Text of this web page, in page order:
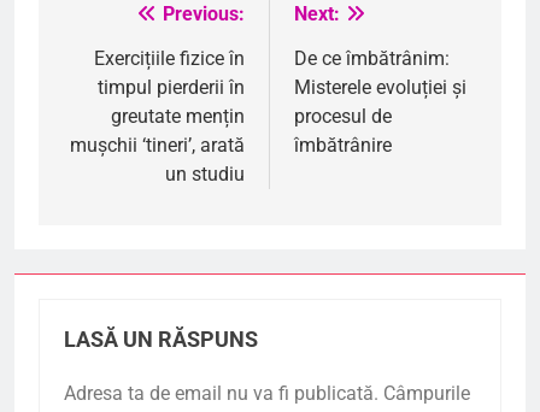
Navigare
articole
Previous:
Exercițiile fizice în
timpul pierderii în
greutate mențin
mușchii ‘tineri’, arată
un studiu
Next:
De ce îmbătrânim:
Misterele evoluției și
procesul de
îmbătrânire
LASĂ UN RĂSPUNS
Adresa ta de email nu va fi publicată. Câmpurile